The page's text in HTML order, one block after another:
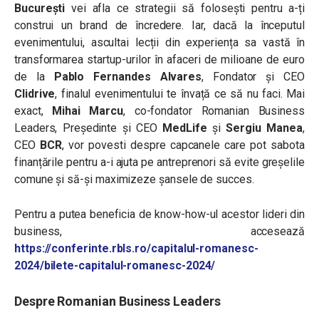
Bucureștivei afla ce strategii să folosești pentru a-ți
construi un brand de încredere. Iar, dacă la începutul
evenimentului, ascultai lecții din experiența sa vastă în
transformarea startup-urilor în afaceri de milioane de euro
de la
Pablo Fernandes Alvares, Fondator și CEO
Clidrive, finalul evenimentului te învață ce să nu faci. Mai
exact,
Mihai Marcu, co-fondator Romanian Business
Leaders, Președinte și CEO MedLifeșiSergiu Manea,
CEO BCR, vor povesti despre capcanele care pot sabota
finanțările pentru a-i ajuta pe antreprenori să evite greșelile
comune și să-și maximizeze șansele de succes.
Pentru a putea beneficia de know-how-ul acestor lideri din
business, accesează
https://conferinte.rbls.ro/capitalul-romanesc-
2024/bilete-capitalul-romanesc-2024/
Despre Romanian Business Leaders